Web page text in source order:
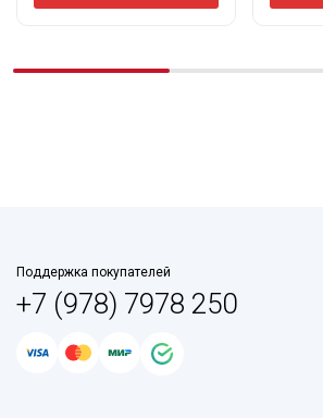
Поддержка покупателей
+7 (978) 7978 250